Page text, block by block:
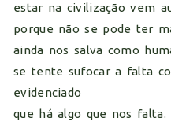
estar na civilização vem
porque não se pode ter
ainda nos salva como
se tente sufocar a falta
evidenciado
que há algo que nos falta.